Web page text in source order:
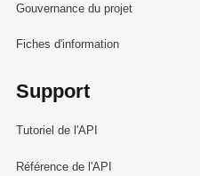
Gouvernance du projet
Fiches d'information
Support
Tutoriel de l'API
Référence de l'API